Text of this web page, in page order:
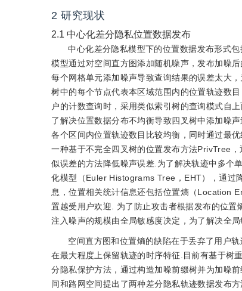
2 研究现状
2.1 中心化差分隐私位置数据发布
中心化差分隐私模型下的位置数据发布形式
模型通过对空间直方图添加随机噪声，发布加噪
每个网格单元添加噪声导致查询结果的误差太大
树中的每个节点代表本区域范围内的位置轨迹数
户的计数查询时，采用类似索引树的查询模式自
了解决位置数据分布不均衡导致四叉树中添加噪
各个区间内位置轨迹数目比较均衡，同时通过最
一种基于不完全四叉树的位置发布方法PrivTree
似误差的方法降低噪声误差.为了解决轨迹中多个
化模型（Euler Histograms Tree，EHT），通过
息，位置相关统计信息还包括位置熵（Location
置越受用户欢迎. 为了防止攻击者根据发布的位置
注入噪声的规模由全局敏感度决定，为了解决全
空间直方图和位置熵的缺陷在于丢弃了用户
在最大程度上保留轨迹的时序特征.目前有基于树
分隐私保护方法，通过构造加噪前缀树并为加噪
间和路网空间提出了两种差分隐私轨迹数据发布